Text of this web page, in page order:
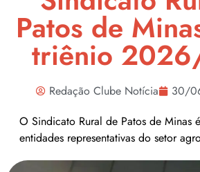
Patos de
triênio
Redação Clube Notícia 30/
O Sindicato Rural de Patos de Minas
entidades representativas do setor